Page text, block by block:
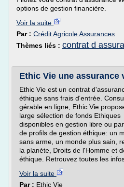
options de gestion financière.
Voir la suite
Par : Crédit Agricole Assurances
Thèmes liés : contrat d
Ethic Vie une assurance
Ethic Vie est un contrat
éthique sans frais d'entrée.
gérable en ligne, Ethic Vie
large sélection de fonds Ethiques
disponibles en gestion libre ou
de profils de gestion éthique: un
sans arme, un monde plus sain,
la planète, Droits de l'Homme et
éthique. Retrouvez toutes les
Voir la suite
Par : Ethic Vie